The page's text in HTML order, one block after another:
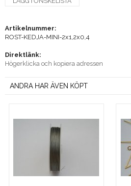
Artikelnummer:
ROST-KEDJA-MINI-2x1,2x0,4
Direktlänk:
Högerklicka och kopiera adressen
ANDRA HAR ÄVEN KÖPT